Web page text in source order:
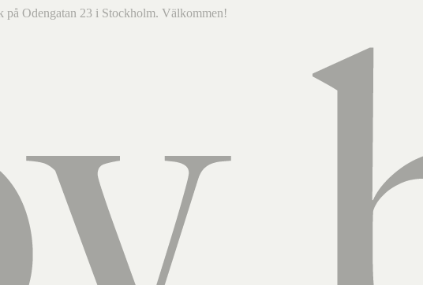
Odengatan 23 i Stockholm. Välkommen!